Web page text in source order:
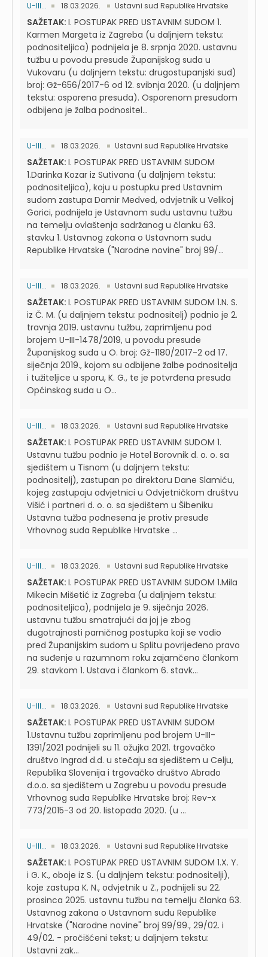
U-III... 18.03.2026. Ustavni sud Republike Hrvatske
SAŽETAK: I. POSTUPAK PRED USTAVNIM SUDOM 1.
Karmen Margeta iz Zagreba (u daljnjem tekstu:
podnositeljica) podnijela je 8. srpnja 2020. ustavnu
tužbu u povodu presude Županijskog suda u
Vukovaru (u daljnjem tekstu: drugostupanjski sud)
broj: Gž-656/2017-6 od 12. svibnja 2020. (u daljnjem
tekstu: osporena presuda). Osporenom presudom
odbijena je žalba podnositel...
U-III... 18.03.2026. Ustavni sud Republike Hrvatske
SAŽETAK: I. POSTUPAK PRED USTAVNIM SUDOM
1.Darinka Kozar iz Sutivana (u daljnjem tekstu:
podnositeljica), koju u postupku pred Ustavnim
sudom zastupa Damir Medved, odvjetnik u Velikoj
Gorici, podnijela je Ustavnom sudu ustavnu tužbu
na temelju ovlaštenja sadržanog u članku 63.
stavku 1. Ustavnog zakona o Ustavnom sudu
Republike Hrvatske ("Narodne novine" broj 99/...
U-III... 18.03.2026. Ustavni sud Republike Hrvatske
SAŽETAK: I. POSTUPAK PRED USTAVNIM SUDOM 1.N. S.
iz Č. M. (u daljnjem tekstu: podnositelj) podnio je 2.
travnja 2019. ustavnu tužbu, zaprimljenu pod
brojem U-III-1478/2019, u povodu presude
Županijskog suda u O. broj: Gž-1180/2017-2 od 17.
siječnja 2019., kojom su odbijene žalbe podnositelja
i tužiteljice u sporu, K. G., te je potvrđena presuda
Općinskog suda u O...
U-III... 18.03.2026. Ustavni sud Republike Hrvatske
SAŽETAK: I. POSTUPAK PRED USTAVNIM SUDOM 1.
Ustavnu tužbu podnio je Hotel Borovnik d. o. o. sa
sjedištem u Tisnom (u daljnjem tekstu:
podnositelj), zastupan po direktoru Dane Slamiću,
kojeg zastupaju odvjetnici u Odvjetničkom društvu
Višić i partneri d. o. o. sa sjedištem u Šibeniku
Ustavna tužba podnesena je protiv presude
Vrhovnog suda Republike Hrvatske ...
U-III... 18.03.2026. Ustavni sud Republike Hrvatske
SAŽETAK: I. POSTUPAK PRED USTAVNIM SUDOM 1.Mila
Mikecin Mišetić iz Zagreba (u daljnjem tekstu:
podnositeljica), podnijela je 9. siječnja 2026.
ustavnu tužbu smatrajući da joj je zbog
dugotrajnosti parničnog postupka koji se vodio
pred Županijskim sudom u Splitu povrijeđeno pravo
na suđenje u razumnom roku zajamčeno člankom
29. stavkom 1. Ustava i člankom 6. stavk...
U-III... 18.03.2026. Ustavni sud Republike Hrvatske
SAŽETAK: I. POSTUPAK PRED USTAVNIM SUDOM
1.Ustavnu tužbu zaprimljenu pod brojem U-III-
1391/2021 podnijeli su 11. ožujka 2021. trgovačko
društvo Ingrad d.d. u stečaju sa sjedištem u Celju,
Republika Slovenija i trgovačko društvo Abrado
d.o.o. sa sjedištem u Zagrebu u povodu presude
Vrhovnog suda Republike Hrvatske broj: Rev-x
773/2015-3 od 20. listopada 2020. (u ...
U-III... 18.03.2026. Ustavni sud Republike Hrvatske
SAŽETAK: I. POSTUPAK PRED USTAVNIM SUDOM 1.X. Y.
i G. K., oboje iz S. (u daljnjem tekstu: podnositelji),
koje zastupa K. N., odvjetnik u Z., podnijeli su 22.
prosinca 2025. ustavnu tužbu na temelju članka 63.
Ustavnog zakona o Ustavnom sudu Republike
Hrvatske ("Narodne novine" broj 99/99., 29/02. i
49/02. - pročišćeni tekst; u daljnjem tekstu:
Ustavni zak...